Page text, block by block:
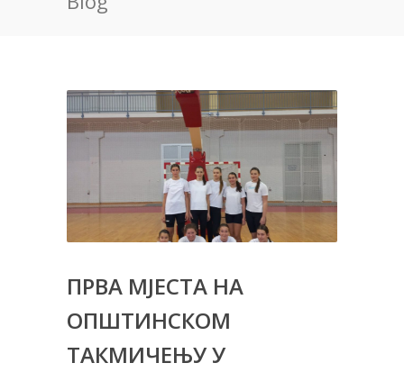
ПРВА МЈЕСТА НА
ОПШТИНСКОМ
ТАКМИЧЕЊУ У